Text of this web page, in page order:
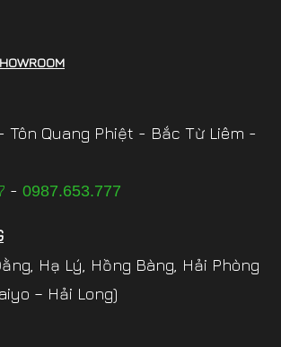
Tôn Quang Phiệt - Bắc Từ Liêm -
- 0987.653.777
Hạ Lý, Hồng Bàng, Hải Phòng
– Hải Long)